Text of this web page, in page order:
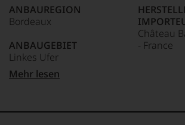
Webshop,
um
unterstreichen,
auf
welch
hohem
unsere
er
studierte
Journalismus
an
der
Universität
Bedingt
ist
das
und
heute
auch
auflagenstärkste
Gourmetmagazin
ANBAUREGION
Bordeaux
ANBAUGEBIET
Linkes Ufer
APPELLATION
REBSORTEN
Château
- France
0,75 L
Mehr lesen